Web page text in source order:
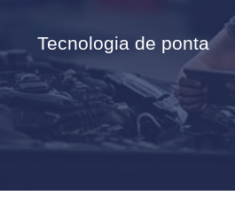
Tecnologia de ponta